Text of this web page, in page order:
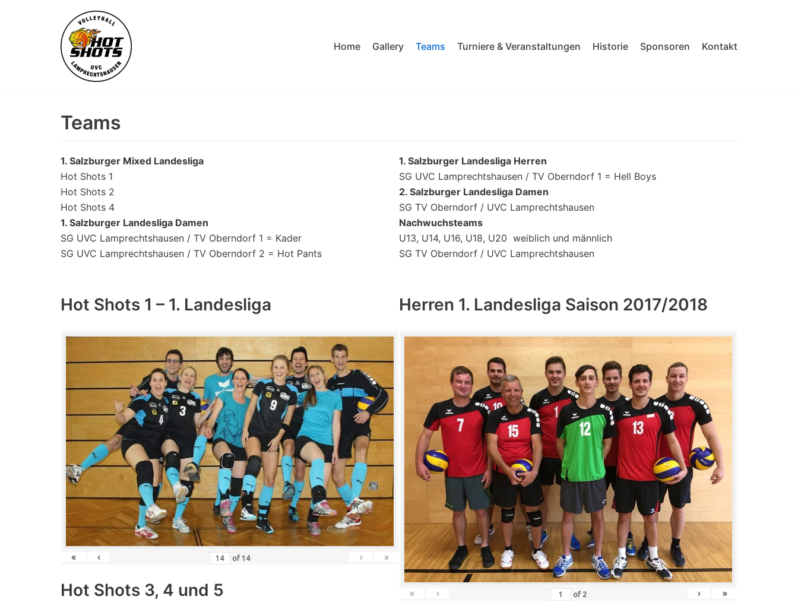
Home Gallery Teams Turniere & Veranstaltungen Historie Sponsoren Kontakt
Teams
1. Salzburger Mixed Landesliga
Hot Shots 1
Hot Shots 2
Hot Shots 4
1. Salzburger Landesliga Damen
SG UVC Lamprechtshausen / TV Oberndorf 1 = Kader
SG UVC Lamprechtshausen / TV Oberndorf 2 = Hot Pants
1. Salzburger Landesliga Herren
SG UVC Lamprechtshausen / TV Oberndorf 1 = Hell Boys
2. Salzburger Landesliga Damen
SG TV Oberndorf / UVC Lamprechtshausen
Nachwuchsteams
U13, U14, U16, U18, U20 weiblich und männlich
SG TV Oberndorf / UVC Lamprechtshausen
Hot Shots 1 – 1. Landesliga
« ‹ of 14 › »
Hot Shots 3, 4 und 5
Herren 1. Landesliga Saison 2017/2018
« ‹ of 2 › »